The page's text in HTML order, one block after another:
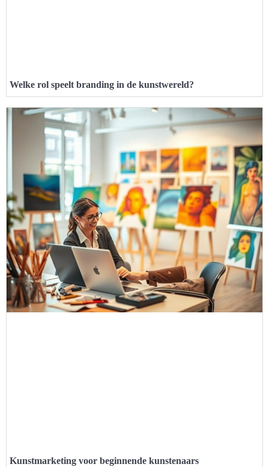
Welke rol speelt branding in de kunstwereld?
Kunstmarketing voor beginnende kunstenaars